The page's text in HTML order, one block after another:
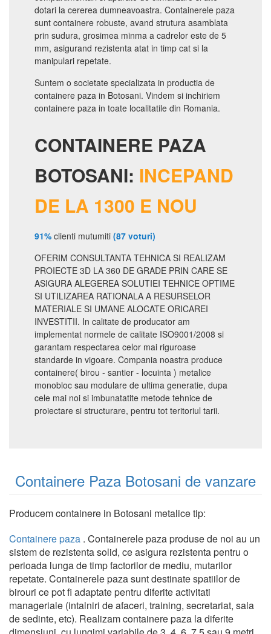
dotari la cererea dumneavoastra. Containerele paza
sunt containere robuste, avand strutura asamblata
prin sudura, grosimea minma a cadrelor este de 5
mm, asigurand rezistenta atat in timp cat si la
manipulari repetate.
Suntem o societate specializata in productia de
containere paza in Botosani. Vindem si inchiriem
containere paza in toate localitatile din Romania.
CONTAINERE PAZA
BOTOSANI: INCEPAND
DE LA 1300 E NOU
91% clienti mutumiti (87 voturi)
OFERIM CONSULTANTA TEHNICA SI REALIZAM
PROIECTE 3D LA 360 DE GRADE PRIN CARE SE
ASIGURA ALEGEREA SOLUTIEI TEHNICE OPTIME
SI UTILIZAREA RATIONALA A RESURSELOR
MATERIALE SI UMANE ALOCATE ORICAREI
INVESTITII. In calitate de producator am
implementat normele de calitate ISO9001/2008 si
garantam respectarea celor mai riguroase
standarde in vigoare. Compania noastra produce
containere( birou - santier - locuinta ) metalice
monobloc sau modulare de ultima generatie, dupa
cele mai noi si imbunatatite metode tehnice de
proiectare si structurare, pentru tot teritoriul tarii.
Containere Paza Botosani de vanzare
Producem containere in Botosani metalice tip:
Containere paza . Containerele paza produse de noi au un
sistem de rezistenta solid, ce asigura rezistenta pentru o
perioada lunga de timp factorilor de mediu, mutarilor
repetate. Containerele paza sunt destinate spatiilor de
birouri ce pot fi adaptate pentru diferite activitati
manageriale (intalniri de afaceri, training, secretariat, sala
de sedinte, etc). Realizam containere paza la diferite